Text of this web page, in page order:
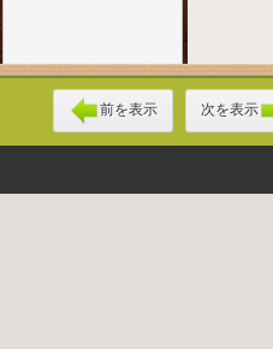
前を表示 次を表示